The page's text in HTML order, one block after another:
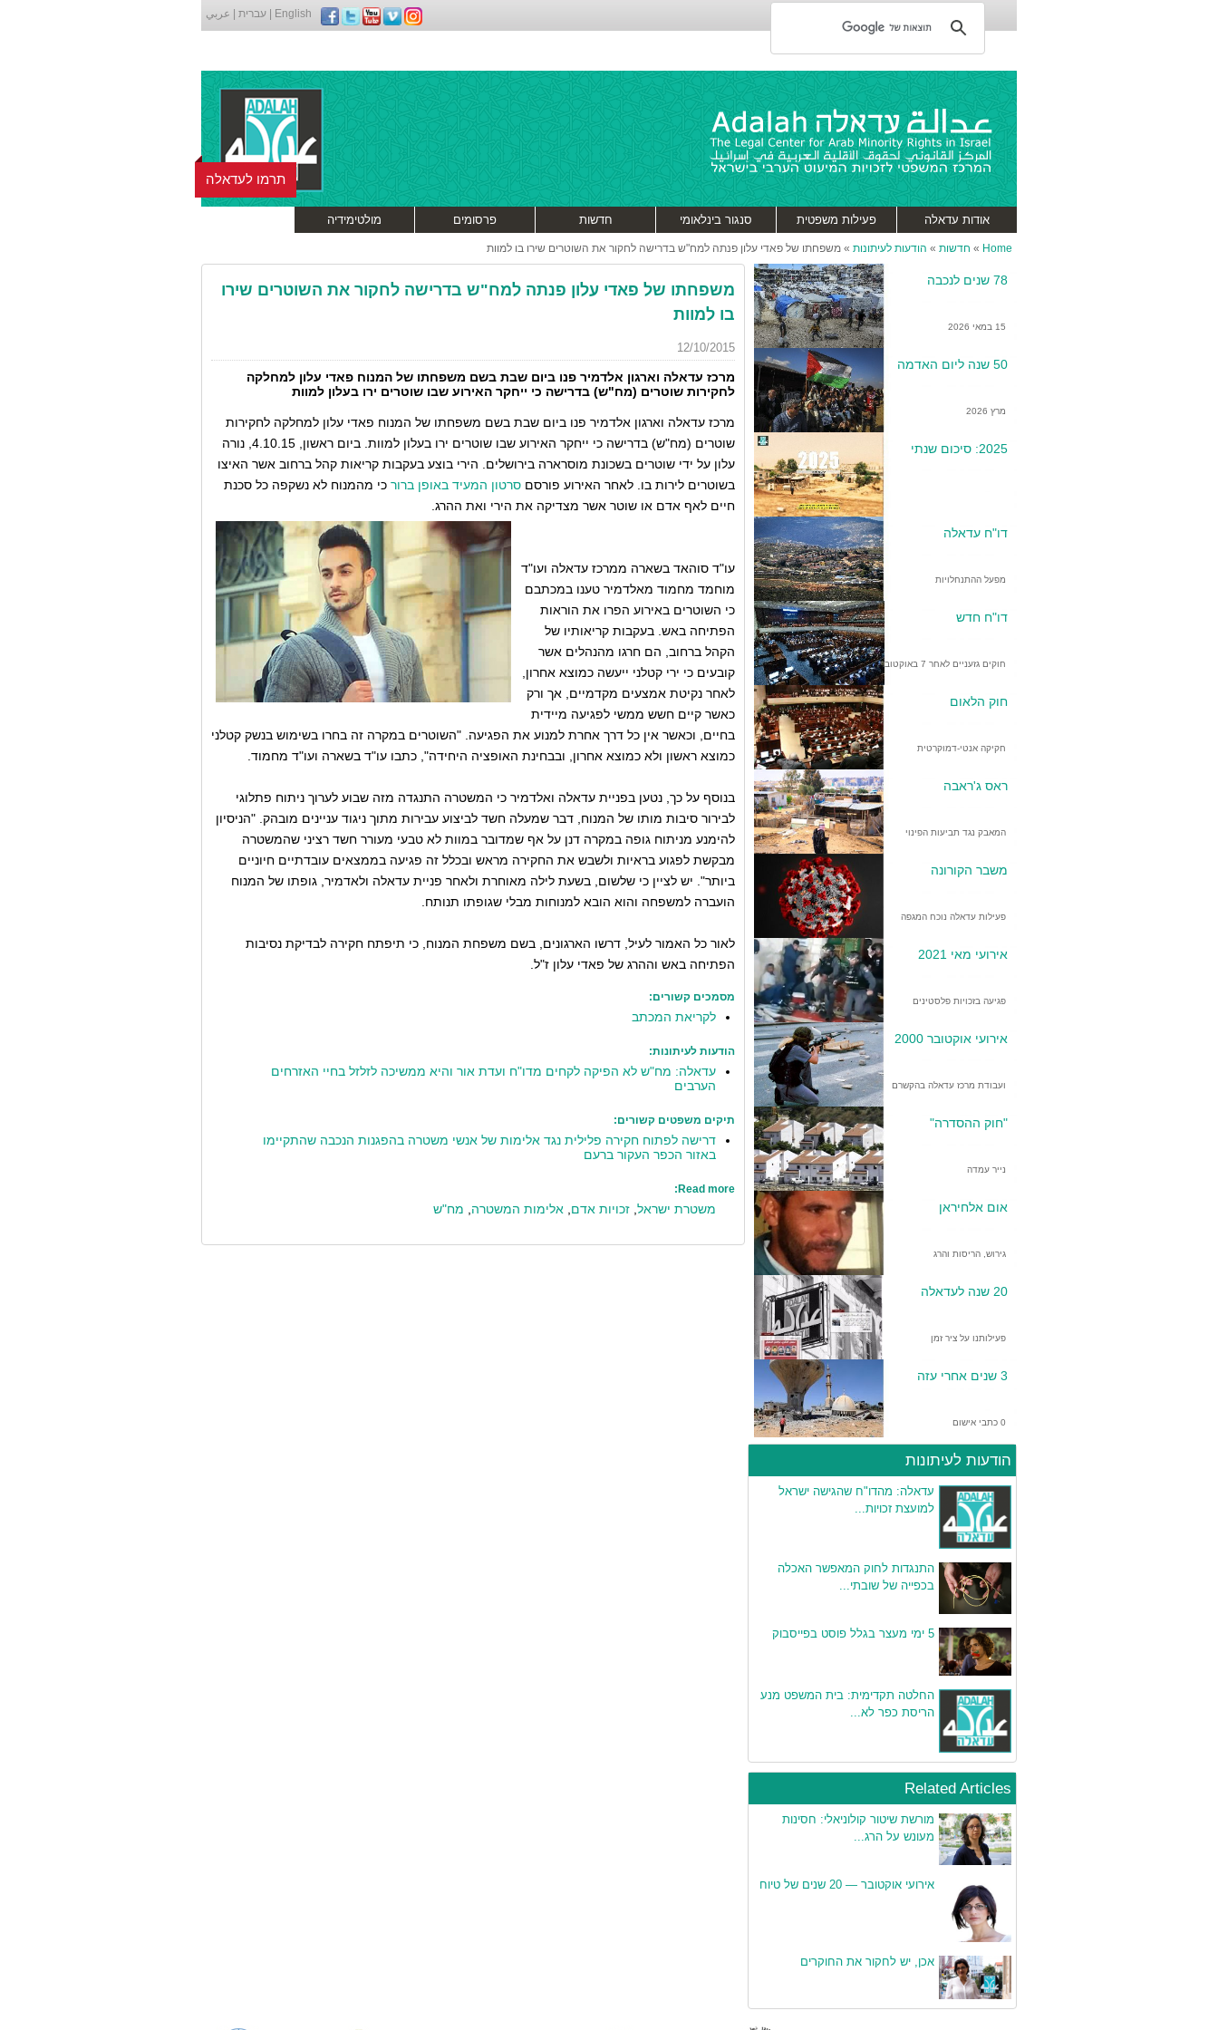
English עברית عربي
אודות עדאלה פעילות משפטית סנגור בינלאומי חדשות פרסומים מולטימידיה
תרמו לעדאלה
Home
» חדשות » הודעות לעיתונות » משפחתו של פאדי עלון פנתה למח"ש בדרישה לחקור את השוטרים שירו בו למוות
78 שנים לנכבה
15 במאי 2026
50 שנה ליום האדמה
מרץ 2026
2025: סיכום שנתי
דו"ח עדאלה
מפעל ההתנחלויות
דו"ח חדש
חוקים גזעניים לאחר 7 באוקטובר
חוק הלאום
חקיקה אנטי-דמוקרטית
ראס ג'ראבה
המאבק נגד תביעות הפינוי
משבר הקורונה
פעילות עדאלה נוכח המגפה
אירועי מאי 2021
פגיעה בזכויות פלסטינים
אירועי אוקטובר 2000
ועבודת מרכז עדאלה בהקשרם
"חוק ההסדרה"
נייר עמדה
אום אלחיראן
גירוש, הריסות והרג
20 שנה לעדאלה
פעילותנו על ציר זמן
3 שנים אחרי עזה
0 כתבי אישום
הודעות לעיתונות
עדאלה: מהדו"ח שהגישה ישראל
למועצת זכויות...
התנגדות לחוק המאפשר האכלה
בכפייה של שובתי...
5 ימי מעצר בגלל פוסט בפייסבוק
החלטה תקדימית: בית המשפט מנע
הריסת כפר לא...
Related Articles
מורשת שיטור קולוניאלי: חסינות
מעונש על הרג...
אירועי אוקטובר — 20 שנים של טיוח
אכן, יש לחקור את החוקרים
משפחתו של פאדי עלון פנתה למח"ש בדרישה לחקור את השוטרים שירו
בו למוות
12/10/2015
מרכז עדאלה וארגון אלדמיר פנו ביום שבת בשם משפחתו של המנוח פאדי עלון למחלקה
לחקירות שוטרים (מח"ש) בדרישה כי ייחקר האירוע שבו שוטרים ירו בעלון למוות
מרכז עדאלה וארגון אלדמיר פנו ביום שבת בשם משפחתו של המנוח פאדי עלון למחלקה לחקירות
שוטרים (מח"ש) בדרישה כי ייחקר האירוע שבו שוטרים ירו בעלון למוות. ביום ראשון, 4.10.15, נורה
עלון על ידי שוטרים בשכונת מוסרארה בירושלים. הירי בוצע בעקבות קריאות קהל ברחוב אשר האיצו
בשוטרים לירות בו. לאחר האירוע פורסם סרטון המעיד באופן ברור כי מהמנוח לא נשקפה כל סכנת
חיים לאף אדם או שוטר אשר מצדיקה את הירי ואת ההרג.
עו"ד סוהאד בשארה ממרכז עדאלה ועו"ד
מוחמד מחמוד מאלדמיר טענו במכתבם
כי השוטרים באירוע הפרו את הוראות
הפתיחה באש. בעקבות קריאותיו של
הקהל ברחוב, הם חרגו מהנהלים אשר
קובעים כי ירי קטלני ייעשה כמוצא אחרון,
לאחר נקיטת אמצעים מקדמיים, אך ורק
כאשר קיים חשש ממשי לפגיעה מיידית
בחיים, וכאשר אין כל דרך אחרת למנוע את הפגיעה. "השוטרים במקרה זה בחרו בשימוש בנשק קטלני
כמוצא ראשון ולא כמוצא אחרון, ובבחינת האופציה היחידה", כתבו עו"ד בשארה ועו"ד מחמוד.
בנוסף על כך, נטען בפניית עדאלה ואלדמיר כי המשטרה התנגדה מזה שבוע לערוך ניתוח פתלוגי
לבירור סיבות מותו של המנוח, דבר שמעלה חשד לביצוע עבירות מתוך ניגוד עניינים מובהק. "הניסיון
להימנע מניתוח גופה במקרה דנן על אף שמדובר במוות לא טבעי מעורר חשד רציני שהמשטרה
מבקשת לפגוע בראיות ולשבש את החקירה מראש ובכלל זה פגיעה בממצאים עובדתיים חיוניים
ביותר". יש לציין כי שלשום, בשעת לילה מאוחרת ולאחר פניית עדאלה ולאדמיר, גופתו של המנוח
הועברה למשפחה והוא הובא למנוחות מבלי שגופתו תנותח.
לאור כל האמור לעיל, דרשו הארגונים, בשם משפחת המנוח, כי תיפתח חקירה לבדיקת נסיבות
הפתיחה באש וההרג של פאדי עלון ז"ל.
מסמכים קשורים:
לקריאת המכתב
הודעות לעיתונות:
עדאלה: מח"ש לא הפיקה לקחים מדו"ח ועדת אור והיא ממשיכה לזלזל בחיי האזרחים
הערבים
תיקים משפטים קשורים:
דרישה לפתוח חקירה פלילית נגד אלימות של אנשי משטרה בהפגנות הנכבה שהתקיימו
באזור הכפר העקור ברעם
Read more:
משטרת ישראל זכויות אדם אלימות המשטרה מח"ש